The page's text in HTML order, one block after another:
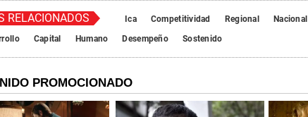
RELACIONADOS Ica Competitividad Regional Nacional
Capital Humano Desempeño Sostenido